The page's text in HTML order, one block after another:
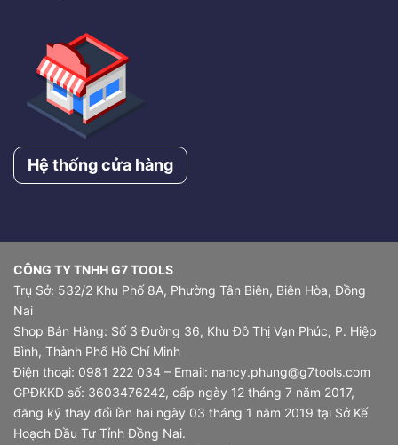
Hệ thống cửa hàng
CÔNG TY TNHH G7 TOOLS
Trụ Sở: 532/2 Khu Phố 8A, Phường Tân Biên, Biên Hòa, Đồng
Nai
Shop Bán Hàng: Số 3 Đường 36, Khu Đô Thị Vạn Phúc, P. Hiệp
Bình, Thành Phố Hồ Chí Minh
Điện thoại: 0981 222 034 – Email: nancy.phung@g7tools.com
GPĐKKD số: 3603476242, cấp ngày 12 tháng 7 năm 2017,
đăng ký thay đổi lần hai ngày 03 tháng 1 năm 2019 tại Sở Kế
Hoạch Đầu Tư Tỉnh Đồng Nai.